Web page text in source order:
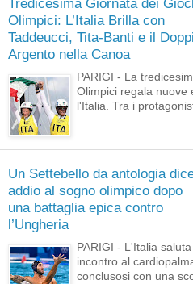
Olimpici: L’Italia Brilla con
Taddeucci, Tita-Banti e il
Argento nella Canoa
PARIGI - La
Olimpici regala nuove
l'Italia. Tra i
Un Settebello da antologia
addio al sogno olimpico dopo
una battaglia epica contro
l’Ungheria
PARIGI - L'Italia
incontro al
conclusosi con una